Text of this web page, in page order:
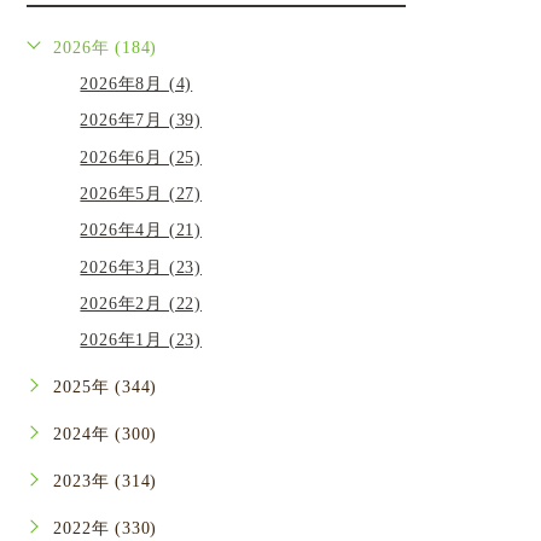
2026年 (184)
2026年8月 (4)
2026年7月 (39)
2026年6月 (25)
2026年5月 (27)
2026年4月 (21)
2026年3月 (23)
2026年2月 (22)
2026年1月 (23)
2025年 (344)
2024年 (300)
2023年 (314)
2022年 (330)